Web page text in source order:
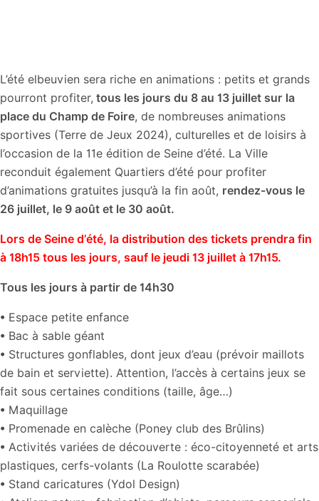
L’été elbeuvien sera riche en animations : petits et grands
pourront profiter, tous les jours du 8 au 13 juillet sur la
place du Champ de Foire, de nombreuses animations
sportives (Terre de Jeux 2024), culturelles et de loisirs à
l’occasion de la 11e édition de Seine d’été. La Ville
reconduit également Quartiers d’été pour profiter
d’animations gratuites jusqu’à la fin août, rendez-vous le
26 juillet, le 9 août et le 30 août.
Lors de Seine d’été, la distribution des tickets prendra fin
à 18h15 tous les jours, sauf le jeudi 13 juillet à 17h15.
Tous les jours à partir de 14h30
• Espace petite enfance
• Bac à sable géant
• Structures gonflables, dont jeux d’eau (prévoir maillots
de bain et serviette). Attention, l’accès à certains jeux se
fait sous certaines conditions (taille, âge…)
• Maquillage
• Promenade en calèche (Poney club des Brûlins)
• Activités variées de découverte : éco-citoyenneté et arts
plastiques, cerfs-volants (La Roulotte scarabée)
• Stand caricatures (Ydol Design)